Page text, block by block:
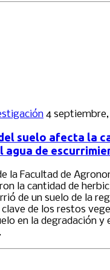
4 septiembre,
suelo afecta la
agua de
la Facultad de
la cantidad de
de un suelo de la
de los restos
en la degradación y